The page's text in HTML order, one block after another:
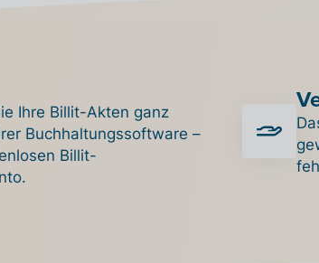
Ihre Billit-Akten ganz
Buchhaltungssoftware –
Billit-